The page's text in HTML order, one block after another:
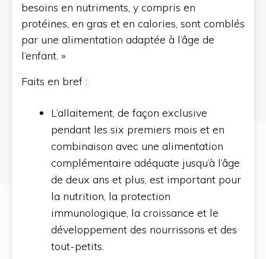
besoins en nutriments, y compris en
protéines, en gras et en calories, sont comblés
par une alimentation adaptée à l’âge de
l’enfant. »
Faits en bref :
L’allaitement, de façon exclusive
pendant les six premiers mois et en
combinaison avec une alimentation
complémentaire adéquate jusqu’à l’âge
de deux ans et plus, est important pour
la nutrition, la protection
immunologique, la croissance et le
développement des nourrissons et des
tout-petits.